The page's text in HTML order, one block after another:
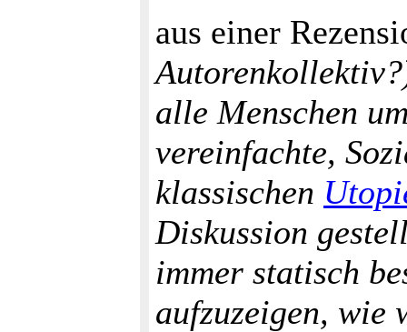
aus einer
alle Menschen
vereinfachte,
klassischen
Diskussion
immer statisch
aufzuzeigen, wie